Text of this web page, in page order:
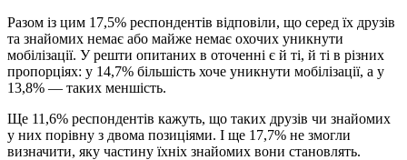
Разом із цим 17,5% респондентів відповіли, що серед їх друзів
та знайомих немає або майже немає охочих уникнути
мобілізації. У решти опитаних в оточенні є й ті, й ті в різних
пропорціях: у 14,7% більшість хоче уникнути мобілізації, а у
13,8% — таких меншість.
Ще 11,6% респондентів кажуть, що таких друзів чи знайомих
у них порівну з двома позиціями. І ще 17,7% не змогли
визначити, яку частину їхніх знайомих вони становлять.